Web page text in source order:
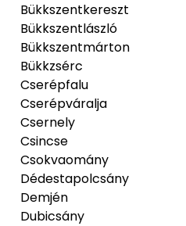
Bükkszentkereszt
Bükkszentlászló
Bükkszentmárton
Bükkzsérc
Cserépfalu
Cserépváralja
Csernely
Csincse
Csokvaomány
Dédestapolcsány
Demjén
Dubicsány